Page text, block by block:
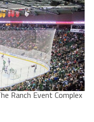
Ranch Event Complex